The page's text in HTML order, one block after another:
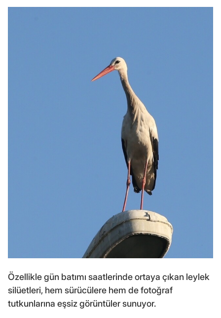
Özellikle gün batımı saatlerinde ortaya çıkan leylek
silüetleri, hem sürücülere hem de fotoğraf
tutkunlarına eşsiz görüntüler sunuyor.